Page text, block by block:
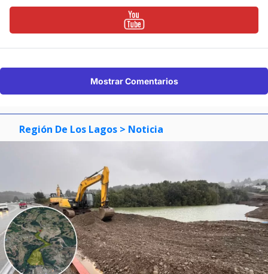
Mostrar Comentarios
Región De Los Lagos > Noticia